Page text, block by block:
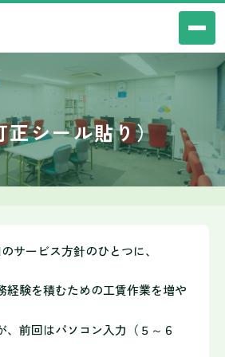
正シール貼り）
サービス方針のひとつに、
経験を積むための工賃作業を増や
、前回はパソコン入力（５～６